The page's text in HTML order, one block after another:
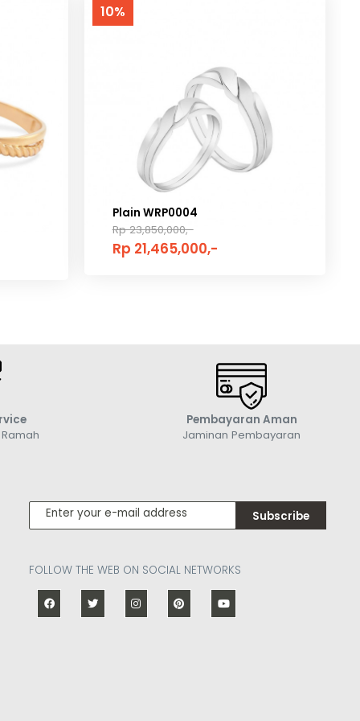
10%
Plain WRP0004
Rp 23,850,000,-
Rp 21,465,000,-
Pembayaran Aman
Jaminan Pembayaran
Subscribe
FOLLOW THE WEB ON SOCIAL NETWORKS